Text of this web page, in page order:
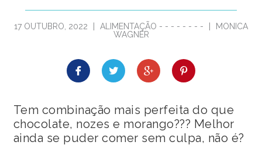
17 OUTUBRO, 2022 ALIMENTAÇÃO - - - - - - - -
MONICA
WAGNER
Tem combinação mais perfeita do que
chocolate, nozes e morango??? Melhor
ainda se puder comer sem culpa, não é?